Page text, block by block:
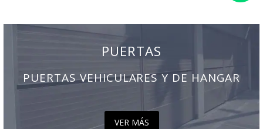
PUERTAS
PUERTAS VEHICULARES Y DE HANGAR
VER MÁS